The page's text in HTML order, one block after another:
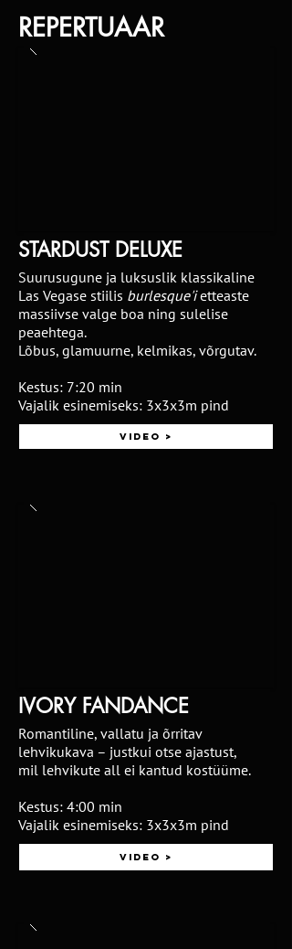
REPERTUAAR
STARDUST DELUXE
Suurusugune ja luksuslik klassikaline
Las Vegase stiilis burlesque'ietteaste
massiivse valge boa ning sulelise
peaehtega.
Lõbus, glamuurne, kelmikas, võrgutav.
Kestus: 7:20 min
Vajalik esinemiseks: 3x3x3m pind
Video >
IVORY FANDANCE
Romantiline, vallatu ja õrritav
lehvikukava – justkui otse ajastust,
mil lehvikute all ei kantud kostüüme.
Kestus: 4:00 min
Vajalik esinemiseks: 3x3x3m pind
Video >